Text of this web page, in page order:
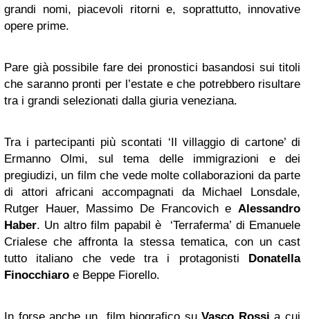
grandi nomi, piacevoli ritorni e, soprattutto, innovative
opere prime.
Pare già possibile fare dei pronostici basandosi sui titoli
che saranno pronti per l’estate e che potrebbero risultare
tra i grandi selezionati dalla giuria veneziana.
Tra i partecipanti più scontati ‘Il villaggio di cartone’ di
Ermanno Olmi, sul tema delle immigrazioni e dei
pregiudizi, un film che vede molte collaborazioni da parte
di attori africani accompagnati da Michael Lonsdale,
Rutger Hauer, Massimo De Francovich e Alessandro
Haber. Un altro film papabil è ‘Terraferma’ di Emanuele
Crialese che affronta la stessa tematica, con un cast
tutto italiano che vede tra i protagonisti Donatella
Finocchiaro e Beppe Fiorello.